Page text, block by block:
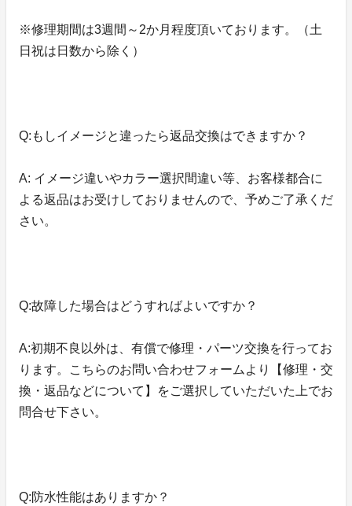
※修理期間は3週間～2か月程度頂いております。（土
日祝は日数から除く）
Q:もしイメージと違ったら返品交換はできますか？
A: イメージ違いやカラー選択間違い等、お客様都合に
よる返品はお受けしておりませんので、予めご了承くだ
さい。
Q:故障した場合はどうすればよいですか？
A:初期不良以外は、有償で修理・パーツ交換を行ってお
ります。こちらのお問い合わせフォームより【修理・交
換・返品などについて】をご選択していただいた上でお
問合せ下さい。
Q:防水性能はありますか？